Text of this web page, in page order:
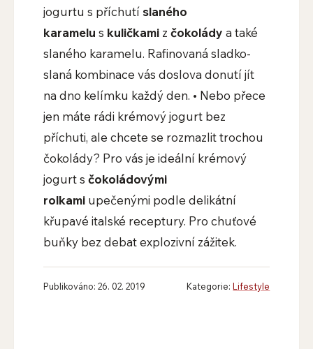
jogurtu s příchutí slaného
karamelu s kuličkamiz čokolády a také
slaného karamelu. Rafinovaná sladko-
slaná kombinace vás doslova donutí jít
na dno kelímku každý den. • Nebo přece
jen máte rádi krémový jogurt bez
příchuti, ale chcete se rozmazlit trochou
čokolády? Pro vás je ideální krémový
jogurt s čokoládovými
rolkamiupečenými podle delikátní
křupavé italské receptury. Pro chuťové
buňky bez debat explozivní zážitek.
Publikováno: 26. 02. 2019 Kategorie:Lifestyle